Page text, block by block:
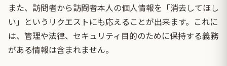
また、訪問者から訪問者本人の個人情報を「消去してほし
い」というリクエストにも応えることが出来ます。これに
は、管理や法律、セキュリティ目的のために保持する義務
がある情報は含まれません。